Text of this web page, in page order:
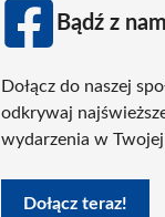
Bądź z
Dołącz do naszej
odkrywaj
wydarzenia w
Dołącz teraz!